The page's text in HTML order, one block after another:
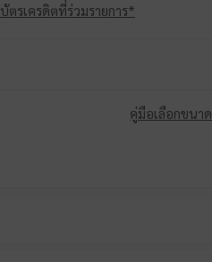
บัตรเครดิตที่ร่วมรายการ*
คู่มือเลือกขนาด